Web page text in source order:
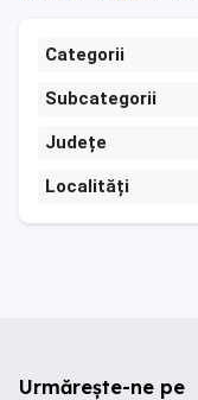
Categorii
Subcategorii
Județe
Localități
Urmărește-ne pe